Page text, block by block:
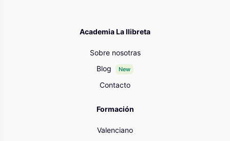
Academia La llibreta
Sobre nosotras
Blog
New
Contacto
Formación
Valenciano